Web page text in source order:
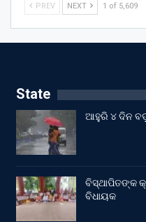
PREV NEXT 1 of 5,609
State
ଆହୁରି ୪ ଦିନ ବଡ଼
ବିସ୍ଥାପିତଙ୍କ
ବିଧାୟକ